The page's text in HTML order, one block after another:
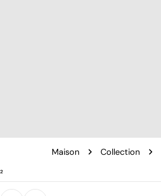
Maison Collection
²